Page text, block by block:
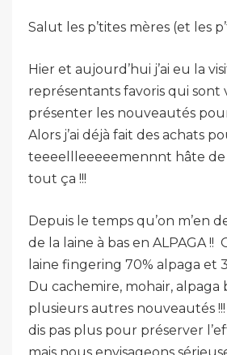
Salut les p’tites mères (et les
Hier et aujourd’hui j’ai eu la
représentants favoris qui sont
présenter les nouveautés
Alors j’ai déjà fait des achats
teeeellleeeeemennnt hâte
tout ça !!!
Depuis le temps qu’on m’en
de la laine à bas en ALPAGA !!
laine fingering 70% alpaga et
Du cachemire, mohair, alpaga
plusieurs autres nouveautés
dis pas plus pour préserver